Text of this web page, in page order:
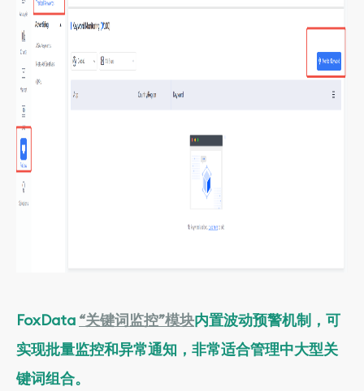
FoxData “关键词监控”模块内置波动预警机制，可
实现批量监控和异常通知，非常适合管理中大型关
键词组合。